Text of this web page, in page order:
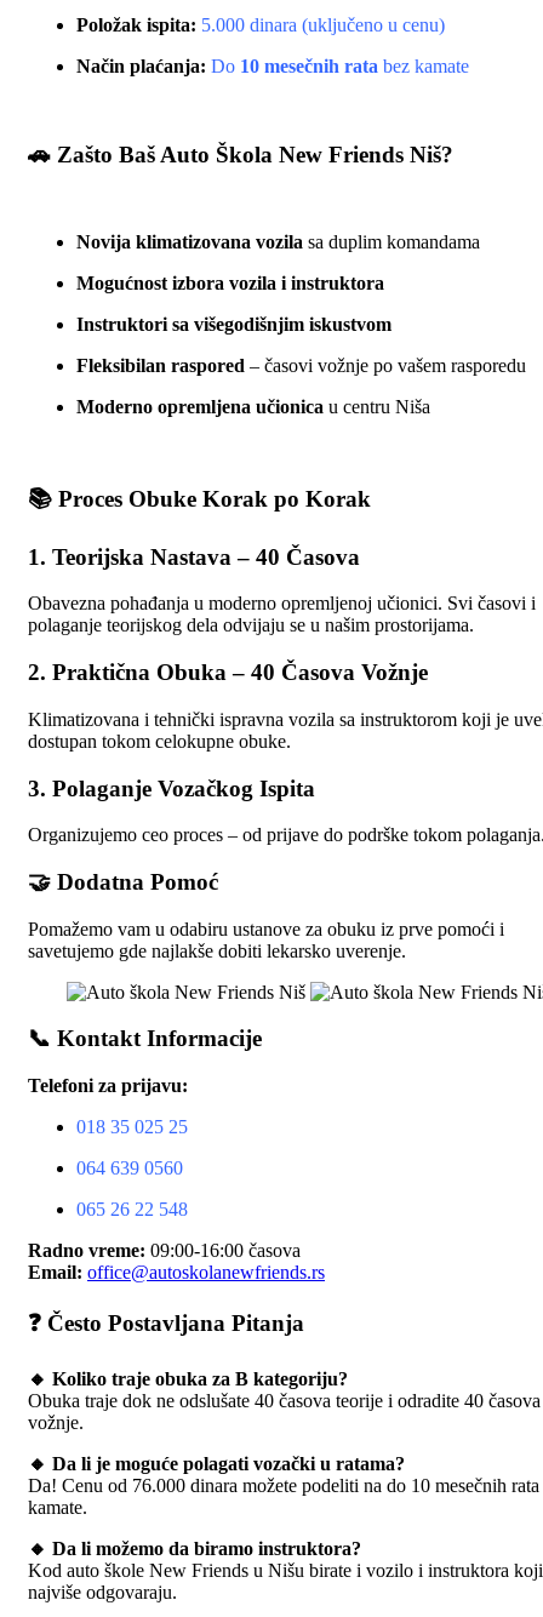
Položak ispita: 5.000 dinara (uključeno u cenu)
Način plaćanja: Do 10 mesečnih rata bez kamate
🚗 Zašto Baš Auto Škola New Friends Niš?
Novija klimatizovana vozila sa duplim komandama
Mogućnost izbora vozila i instruktora
Instruktori sa višegodišnjim iskustvom
Fleksibilan raspored – časovi vožnje po vašem rasporedu
Moderno opremljena učionica u centru Niša
📚 Proces Obuke Korak po Korak
1. Teorijska Nastava – 40 Časova
Obavezna pohađanja u moderno opremljenoj učionici. Svi časovi i
polaganje teorijskog dela odvijaju se u našim prostorijama.
2. Praktična Obuka – 40 Časova Vožnje
Klimatizovana i tehnički ispravna vozila sa instruktorom koji je
dostupan tokom celokupne obuke.
3. Polaganje Vozačkog Ispita
Organizujemo ceo proces – od prijave do podrške tokom
🤝 Dodatna Pomoć
Pomažemo vam u odabiru ustanove za obuku iz prve pomoći i
savetujemo gde najlakše dobiti lekarsko uverenje.
📞 Kontakt Informacije
Telefoni za prijavu:
018 35 025 25
064 639 0560
065 26 22 548
Radno vreme: 09:00-16:00 časova
Email: office@autoskolanewfriends.rs
❓ Često Postavljana Pitanja
🔸 Koliko traje obuka za B kategoriju?
Obuka traje dok ne odslušate 40 časova teorije i odradite 40 časova
vožnje.
🔸 Da li je moguće polagati vozački u ratama?
Da! Cenu od 76.000 dinara možete podeliti na do 10 mesečnih rata
kamate.
🔸 Da li možemo da biramo instruktora?
Kod auto škole New Friends u Nišu birate i vozilo i instruktora
najviše odgovaraju.